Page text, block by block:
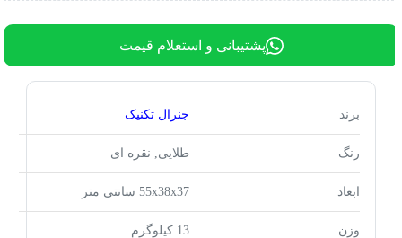
پشتیبانی و استعلام قیمت
برند جنرال تکنیک
رنگ طلایی, نقره ای
ابعاد 55x38x37 سانتی متر
وزن 13 کیلوگرم